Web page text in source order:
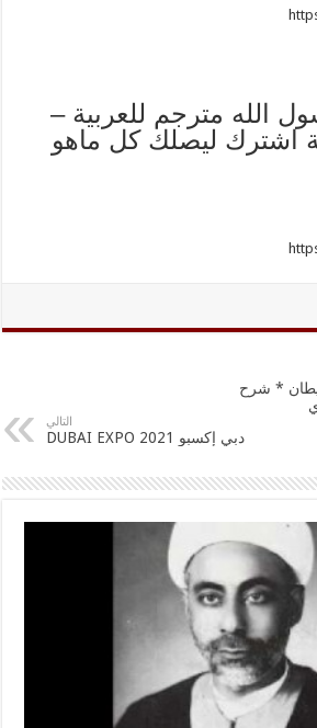
الله مترجم للعربية –
اشترك ليصلك كل ماهو
* شرح
التالي
دبي إكسبو 2021 DUBAI EXPO